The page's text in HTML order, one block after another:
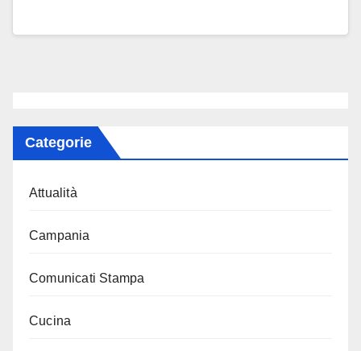
Categorie
Attualità
Campania
Comunicati Stampa
Cucina